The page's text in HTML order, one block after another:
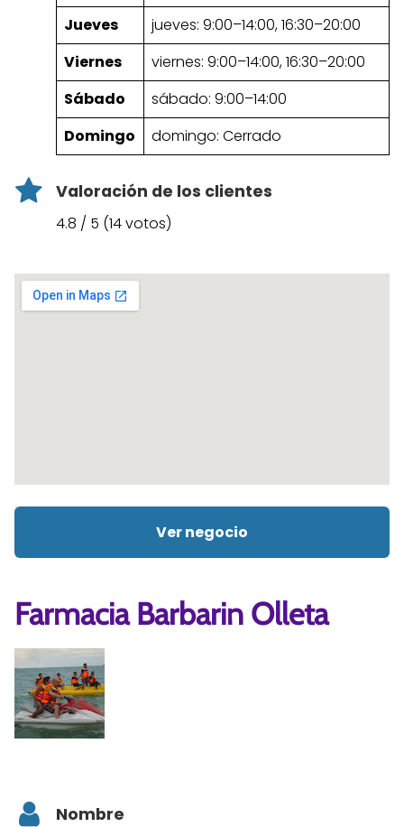
Jueves
jueves: 9:00–14:00, 16:30–20:00
Viernes
viernes: 9:00–14:00, 16:30–20:00
Sábado
sábado: 9:00–14:00
Domingo
domingo: Cerrado
Valoración de los clientes
4.8 / 5 (14 votos)
Ver negocio
Farmacia Barbarin Olleta
Nombre